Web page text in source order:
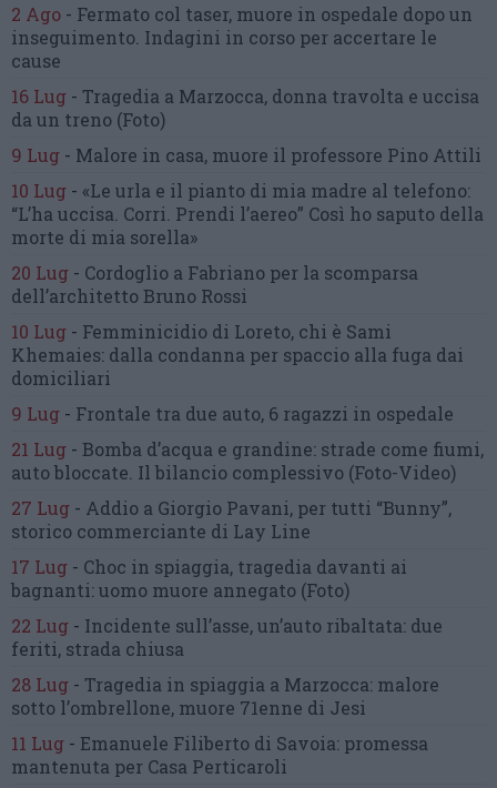
2 Ago - Fermato col taser, muore in ospedale dopo un
inseguimento. Indagini in corso per accertare le
cause
16 Lug - Tragedia a Marzocca, donna travolta e uccisa
da un treno (Foto)
9 Lug - Malore in casa, muore il professore Pino Attili
10 Lug - «Le urla e il pianto di mia madre al telefono:
“L’ha uccisa. Corri. Prendi l’aereo” Così ho saputo della
morte di mia sorella»
20 Lug - Cordoglio a Fabriano per la scomparsa
dell’architetto Bruno Rossi
10 Lug - Femminicidio di Loreto, chi è Sami
Khemaies: dalla condanna per spaccio alla fuga dai
domiciliari
9 Lug - Frontale tra due auto, 6 ragazzi in ospedale
21 Lug - Bomba d’acqua e grandine: strade come fiumi,
auto bloccate. Il bilancio complessivo (Foto-Video)
27 Lug - Addio a Giorgio Pavani, per tutti “Bunny”,
storico commerciante di Lay Line
17 Lug - Choc in spiaggia, tragedia davanti ai
bagnanti:uomo muore annegato (Foto)
22 Lug - Incidente sull’asse, un’auto ribaltata: due
feriti, strada chiusa
28 Lug - Tragedia in spiaggia a Marzocca: malore
sotto l’ombrellone, muore 71enne di Jesi
11 Lug - Emanuele Filiberto di Savoia: promessa
mantenuta per Casa Perticaroli